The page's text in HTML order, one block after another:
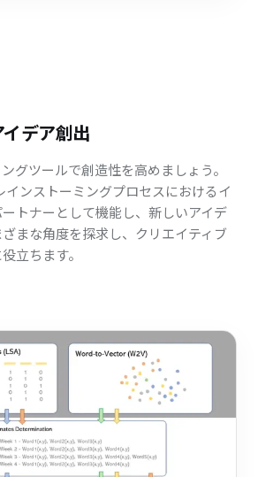
デア創出
グツールで創造性を高めましょう。
ンストーミングプロセスにおけるイ
トナーとして機能し、新しいアイデ
まな角度を探求し、クリエイティブ
立ちます。